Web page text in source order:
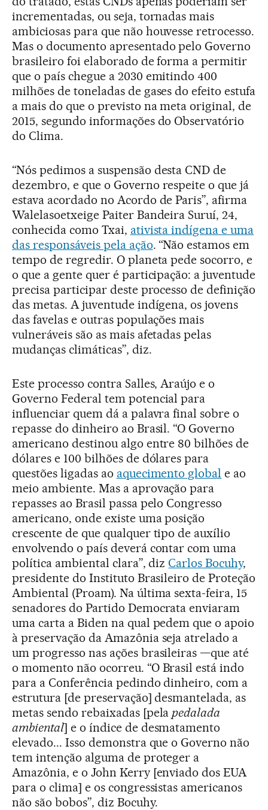
incrementadas, ou seja, tornadas mais
ambiciosas para que não houvesse retrocesso.
Mas o documento apresentado pelo Governo
brasileiro foi elaborado de forma a permitir
que o país chegue a 2030 emitindo 400
milhões de toneladas de gases do efeito estufa
a mais do que o previsto na meta original, de
2015, segundo informações do Observatório
do Clima.
“Nós pedimos a suspensão desta CND de
dezembro, e que o Governo respeite o que já
estava acordado no Acordo de Paris”, afirma
Walelasoetxeige Paiter Bandeira Suruí, 24,
conhecida como Txai, ativista indígena e uma
das responsáveis pela ação. “Não estamos em
tempo de regredir. O planeta pede socorro, e
o que a gente quer é participação: a juventude
precisa participar deste processo de definição
das metas. A juventude indígena, os jovens
das favelas e outras populações mais
vulneráveis são as mais afetadas pelas
mudanças climáticas”, diz.
Este processo contra Salles, Araújo e o
Governo Federal tem potencial para
influenciar quem dá a palavra final sobre o
repasse do dinheiro ao Brasil. “O Governo
americano destinou algo entre 80 bilhões de
dólares e 100 bilhões de dólares para
questões ligadas ao aquecimento global e ao
meio ambiente. Mas a aprovação para
repasses ao Brasil passa pelo Congresso
americano, onde existe uma posição
crescente de que qualquer tipo de auxílio
envolvendo o país deverá contar com uma
política ambiental clara”, dizCarlos Bocuhy,
presidente do Instituto Brasileiro de Proteção
Ambiental (Proam). Na última sexta-feira, 15
senadores do Partido Democrata enviaram
uma carta a Biden na qual pedem que o apoio
à preservação da Amazônia seja atrelado a
um progresso nas ações brasileiras —que até
o momento não ocorreu. “O Brasil está indo
para a Conferência pedindo dinheiro, com a
estrutura [de preservação] desmantelada, as
metas sendo rebaixadas [pelapedalada
ambiental] e o índice de desmatamento
elevado... Isso demonstra que o Governo não
tem intenção alguma de proteger a
Amazônia, e o John Kerry [enviado dos EUA
para o clima] e os congressistas americanos
não são bobos”, diz Bocuhy.